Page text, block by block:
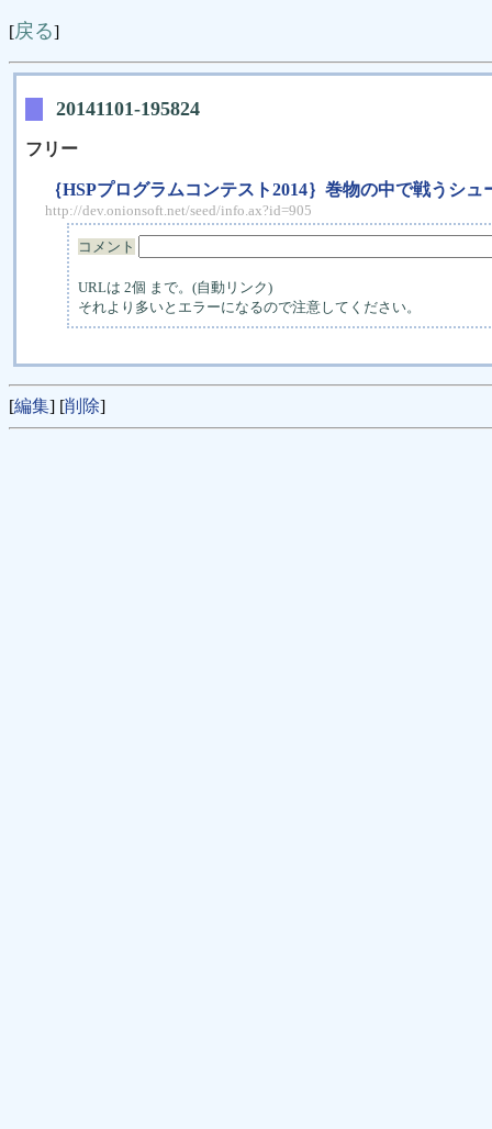
[戻る]
20141101-195824
フリー
｛HSPプログラムコンテスト2014｝巻物の中で戦うシ
http://dev.onionsoft.net/seed/info.ax?id=905
コメント
URLは 2個 まで。(自動リンク)
それより多いとエラーになるので注意してください。
[編集] [削除]